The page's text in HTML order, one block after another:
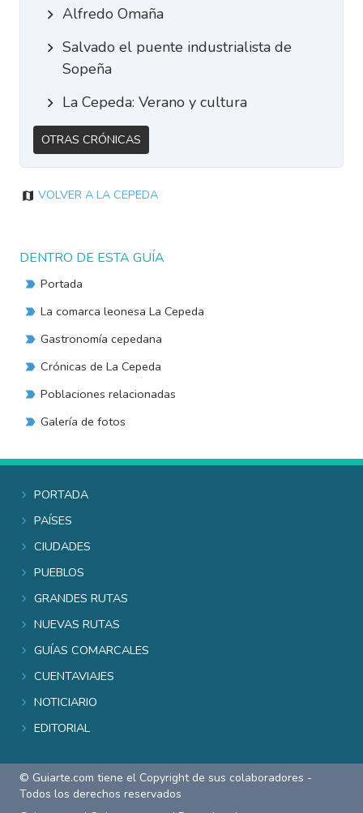
Alfredo Omaña
Salvado el puente industrialista de
Sopeña
La Cepeda: Verano y cultura
Otras Crónicas
Volver a La Cepeda
DENTRO DE ESTA GUÍA
Portada
La comarca leonesa La Cepeda
Gastronomía cepedana
Crónicas de La Cepeda
Poblaciones relacionadas
Galería de fotos
Portada
Países
Ciudades
Pueblos
Grandes rutas
Nuevas rutas
Guías comarcales
Cuentaviajes
Noticiario
Editorial
© Guiarte.com tiene el Copyright de sus colaboradores -
Todos los derechos reservados